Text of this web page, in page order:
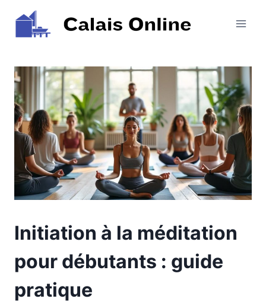
contenu
Initiation à la méditation
pour débutants : guide
pratique